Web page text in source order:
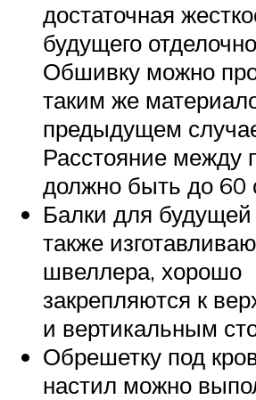
достаточная
будущего
Обшивку можно
таким же
предыдущем
Расстояние между
должно быть до 60
Балки для будущей
также
швеллера, хорошо
закрепляются к
и вертикальным
Обрешетку под
настил можно